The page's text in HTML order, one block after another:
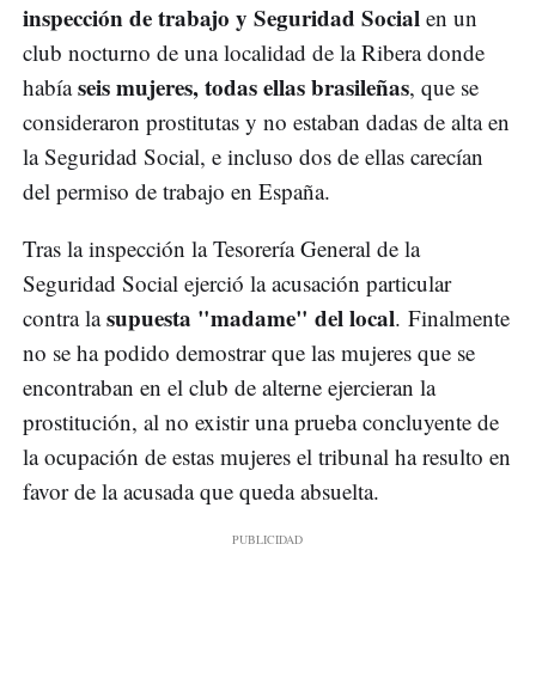
inspección de trabajo y Seguridad Social en un
club nocturno de una localidad de la Ribera donde
habíaseis mujeres, todas ellas brasileñas, que se
consideraron prostitutas y no estaban dadas de alta en
la Seguridad Social, e incluso dos de ellas carecían
del permiso de trabajo en España.
Tras la inspección la Tesorería General de la
Seguridad Social ejerció la acusación particular
contra lasupuesta "madame" del local. Finalmente
no se ha podido demostrar que las mujeres que se
encontraban en el club de alterne ejercieran la
prostitución, al no existir una prueba concluyente de
la ocupación de estas mujeres el tribunal ha resulto en
favor de la acusada que queda absuelta.